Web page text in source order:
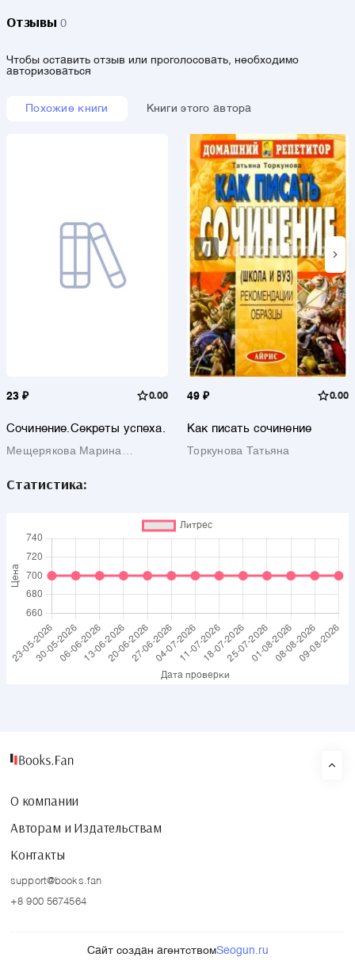
Отзывы 0
Чтобы оставить отзыв или проголосовать, необходимо
авторизоваться
Похожие книги Книги этого автора
23 ₽ 0.00
Сочинение.Секреты успеха.
Мещерякова Марина
49 ₽ 0.00
Как писать сочинение
Торкунова Татьяна
Статистика:
О компании
Авторам и Издательствам
Контакты
support@books.fan
+8 900 5674564
Сайт создан агентствомSeogun.ru